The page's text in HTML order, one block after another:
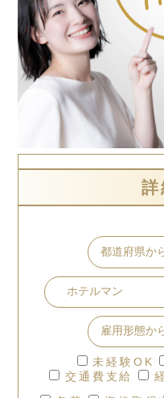
詳
未経験OK
交通費支給